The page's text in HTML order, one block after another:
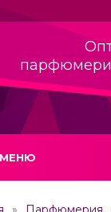
МЕНЮ